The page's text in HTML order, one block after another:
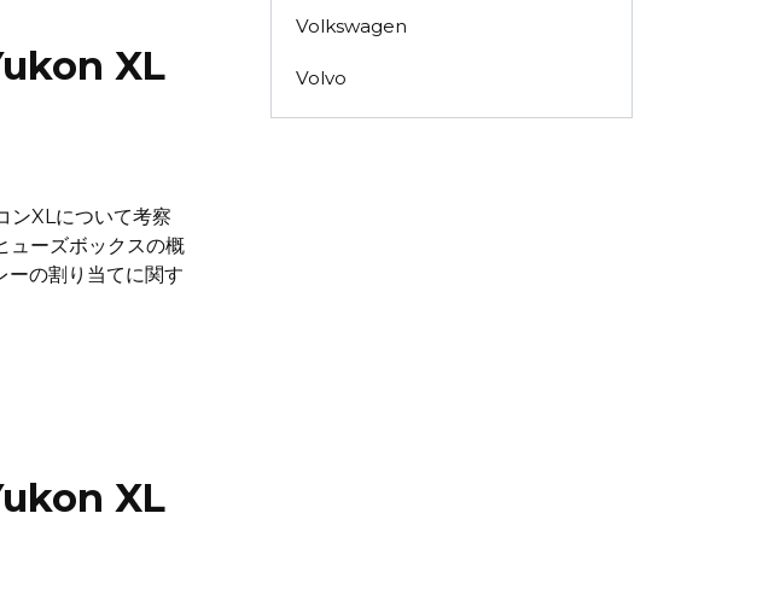
XL
ンXLについて考察
ューズボックスの概
ーの割り当てに関す
XL
Volkswagen
Volvo